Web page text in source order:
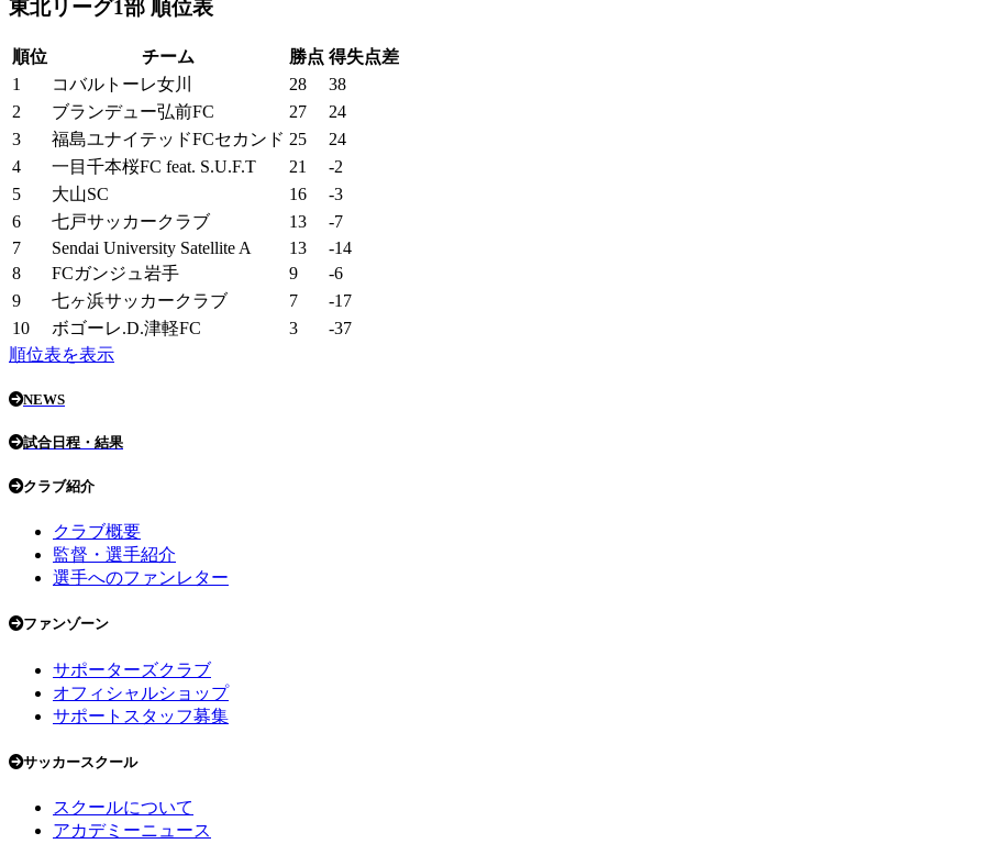
東北リーグ1部 順位表
順位 チーム 勝点 得失点差
1
コバルトーレ女川 28
38
2
ブランデュー弘前FC 27
24
3
福島ユナイテッドFCセカンド 25
24
4
一目千本桜FC feat. S.U.F.T 21
-2
5
大山SC 16
-3
6
七戸サッカークラブ 13
-7
7
Sendai University Satellite A 13
-14
8
FCガンジュ岩手 9
-6
9
七ヶ浜サッカークラブ 7
-17
10
ボゴーレ.D.津軽FC 3
-37
順位表を表示
NEWS
試合日程・結果
クラブ紹介
クラブ概要
監督・選手紹介
選手へのファンレター
ファンゾーン
サポーターズクラブ
オフィシャルショップ
サポートスタッフ募集
サッカースクール
スクールについて
アカデミーニュース